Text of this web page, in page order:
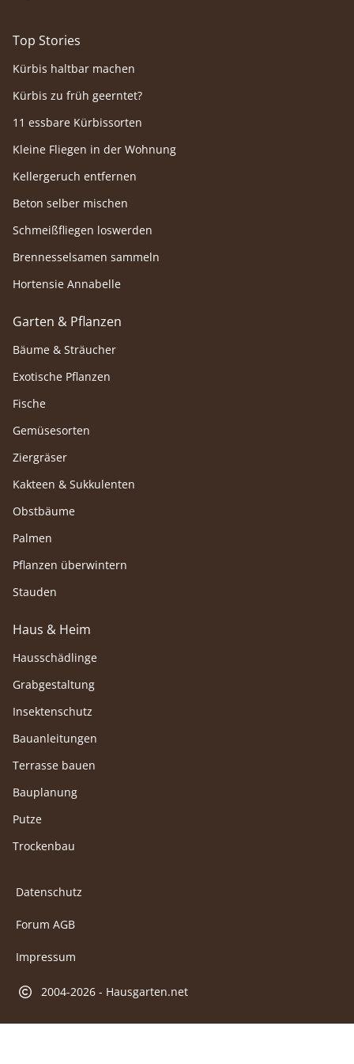
Top Stories
Kürbis haltbar machen
Kürbis zu früh geerntet?
11 essbare Kürbissorten
Kleine Fliegen in der Wohnung
Kellergeruch entfernen
Beton selber mischen
Schmeißfliegen loswerden
Brennesselsamen sammeln
Hortensie Annabelle
Garten & Pflanzen
Bäume & Sträucher
Exotische Pflanzen
Fische
Gemüsesorten
Ziergräser
Kakteen & Sukkulenten
Obstbäume
Palmen
Pflanzen überwintern
Stauden
Haus & Heim
Hausschädlinge
Grabgestaltung
Insektenschutz
Bauanleitungen
Terrasse bauen
Bauplanung
Putze
Trockenbau
Datenschutz
Forum AGB
Impressum
2004-2026 - Hausgarten.net